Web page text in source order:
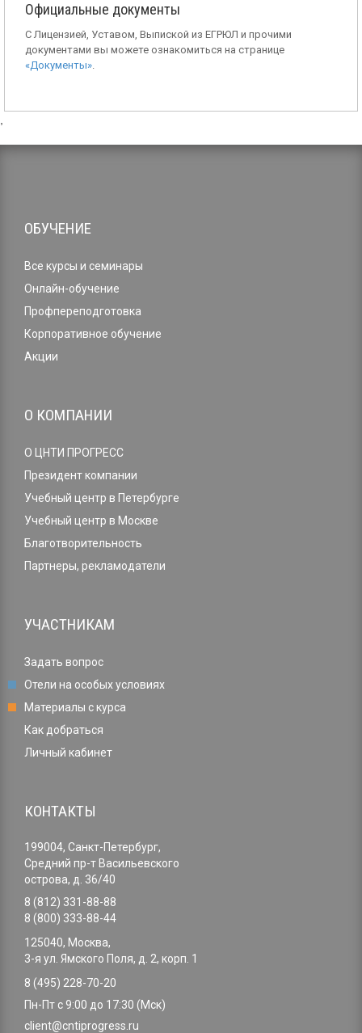
Официальные документы
С Лицензией, Уставом, Выпиской из ЕГРЮЛ и прочими
документами вы можете ознакомиться на странице
«Документы».
ОБУЧЕНИЕ
Все курсы и семинары
Онлайн-обучение
Профпереподготовка
Корпоративное обучение
Акции
О КОМПАНИИ
О ЦНТИ ПРОГРЕСС
Президент компании
Учебный центр в Петербурге
Учебный центр в Москве
Благотворительность
Партнеры, рекламодатели
УЧАСТНИКАМ
Задать вопрос
Отели на особых условиях
Материалы с курса
Как добраться
Личный кабинет
КОНТАКТЫ
199004, Санкт-Петербург,
Средний пр-т Васильевского
острова, д. 36/40
8 (812) 331-88-88
8 (800) 333-88-44
125040, Москва,
3-я ул. Ямского Поля, д. 2, корп. 1
8 (495) 228-70-20
Пн-Пт с 9:00 до 17:30 (Мск)
client@cntiprogress.ru